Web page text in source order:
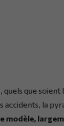
quels que soient
accidents, la
modèle,